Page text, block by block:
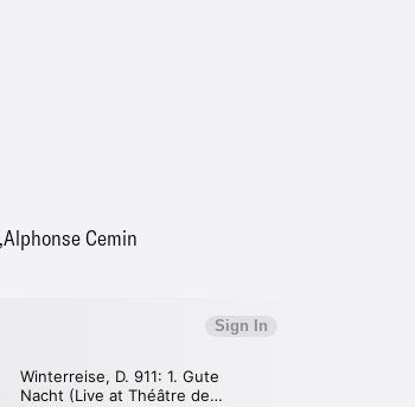
Alphonse Cemin